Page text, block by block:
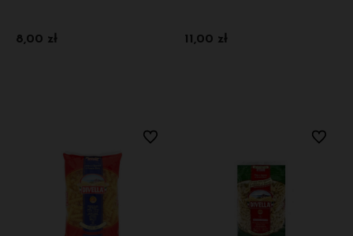
8,00 zł 11,00 zł
Do ulubionych Do